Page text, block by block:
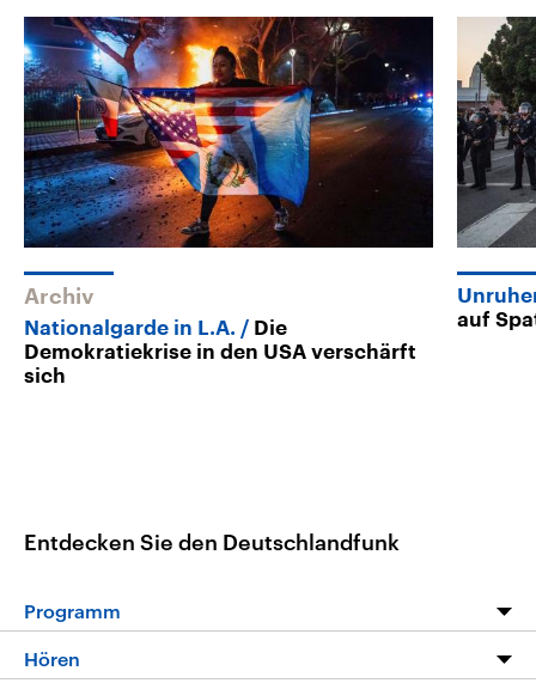
Archiv
Nationalgarde in L.A.
Die
Demokratiekrise in den USA verschärft
sich
auf
Entdecken Sie den Deutschlandfunk
Programm
Programm
Hören